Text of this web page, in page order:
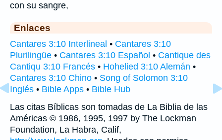
con su sangre,
Enlaces
Cantares 3:10 Interlineal • Cantares 3:10
Plurilingüe • Cantares 3:10 Español • Cantique des
Cantiqu 3:10 Francés • Hohelied 3:10 Alemán •
Cantares 3:10 Chino • Song of Solomon 3:10
Inglés • Bible Apps • Bible Hub
Las citas Bíblicas son tomadas de La Biblia de las
Américas © 1986, 1995, 1997 by The Lockman
Foundation, La Habra, Calif,